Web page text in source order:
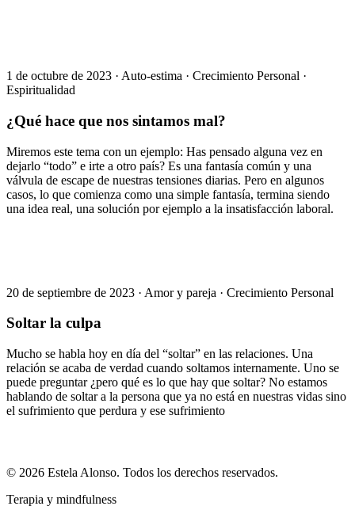
1 de octubre de 2023 · Auto-estima · Crecimiento Personal ·
Espiritualidad
¿Qué hace que nos sintamos mal?
Miremos este tema con un ejemplo: Has pensado alguna vez en
dejarlo “todo” e irte a otro país? Es una fantasía común y una
válvula de escape de nuestras tensiones diarias. Pero en algunos
casos, lo que comienza como una simple fantasía, termina siendo
una idea real, una solución por ejemplo a la insatisfacción laboral.
20 de septiembre de 2023 · Amor y pareja · Crecimiento Personal
Soltar la culpa
Mucho se habla hoy en día del “soltar” en las relaciones. Una
relación se acaba de verdad cuando soltamos internamente. Uno se
puede preguntar ¿pero qué es lo que hay que soltar? No estamos
hablando de soltar a la persona que ya no está en nuestras vidas sino
el sufrimiento que perdura y ese sufrimiento
© 2026 Estela Alonso. Todos los derechos reservados.
Terapia y mindfulness